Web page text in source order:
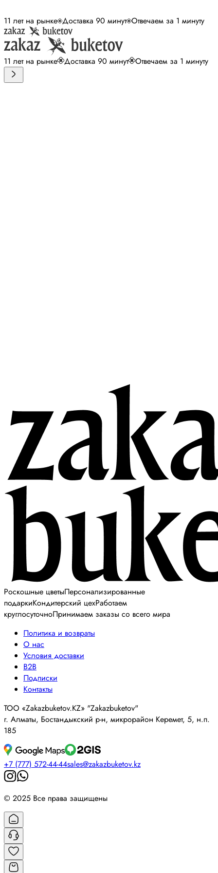
11 лет на рынке Доставка 90 минут Отвечаем за 1 минуту
11 лет на рынке Доставка 90 минут Отвечаем за 1 минуту
Роскошные цветыПерсонализированные
подаркиКондитерский цехРаботаем
круглосуточноПринимаем заказы со всего мира
Политика и возвраты
О нас
Условия доставки
B2B
Подписки
Контакты
ТОО «Zakazbuketov.KZ» "Zakazbuketov"
г. Алматы, Бостандыкский р-н, микрорайон Керемет, 5, н.п.
185
+7 (777) 572-44-44sales@zakazbuketov.kz
© 2025 Все права защищены